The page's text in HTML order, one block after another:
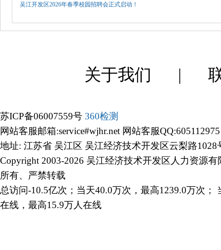
吴江开发区2026年春季校园招聘会正式启动！
关于我们 |
苏ICP备06007559号 360检测
网站客服邮箱:service#wjhr.net 网站客服QQ:605112975
地址: 江苏省 吴江区 吴江经济技术开发区云梨路1028
Copyright 2003-2026 吴江经济技术开发区人力资源有
所有、严禁转载
总访问-10.5亿次；当天40.0万次，最高1239.0万次；
在线，最高15.9万人在线